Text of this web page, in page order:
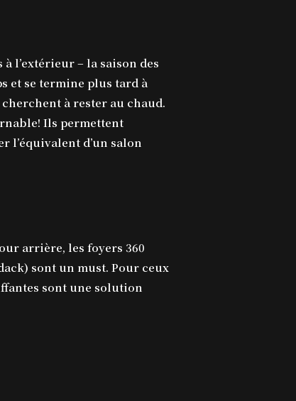
l’extérieur – la saison des
et se termine plus tard à
à rester au chaud.
Ils permettent
l’équivalent d’un salon
arrière, les foyers 360
sont un must. Pour ceux
sont une solution